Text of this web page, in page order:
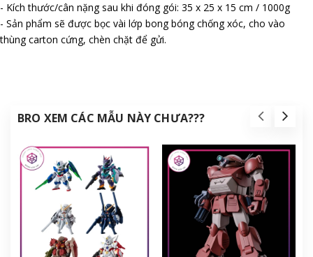
- Kích thước/cân nặng sau khi đóng gói: 35 x 25 x 15 cm / 1000g
- Sản phẩm sẽ được bọc vài lớp bong bóng chống xóc, cho vào
thùng carton cứng, chèn chặt để gửi.
BRO XEM CÁC MẪU NÀY CHƯA???